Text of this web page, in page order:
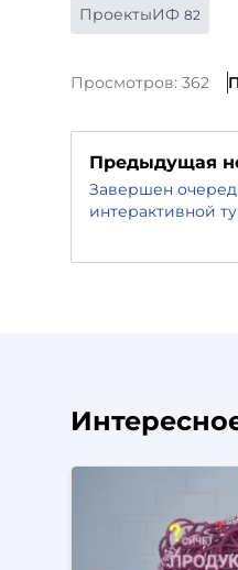
ПроектыИФ 82
Просмотров: 362
Предыдущая
Завершен
интерактивной